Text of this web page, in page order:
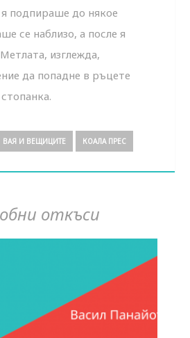
подпираше до някое
се наблизо, а после я
изглежда,
да попадне в ръцете
ВАЯ И ВЕЩИЦИТЕ КОАЛА ПРЕС
откъси